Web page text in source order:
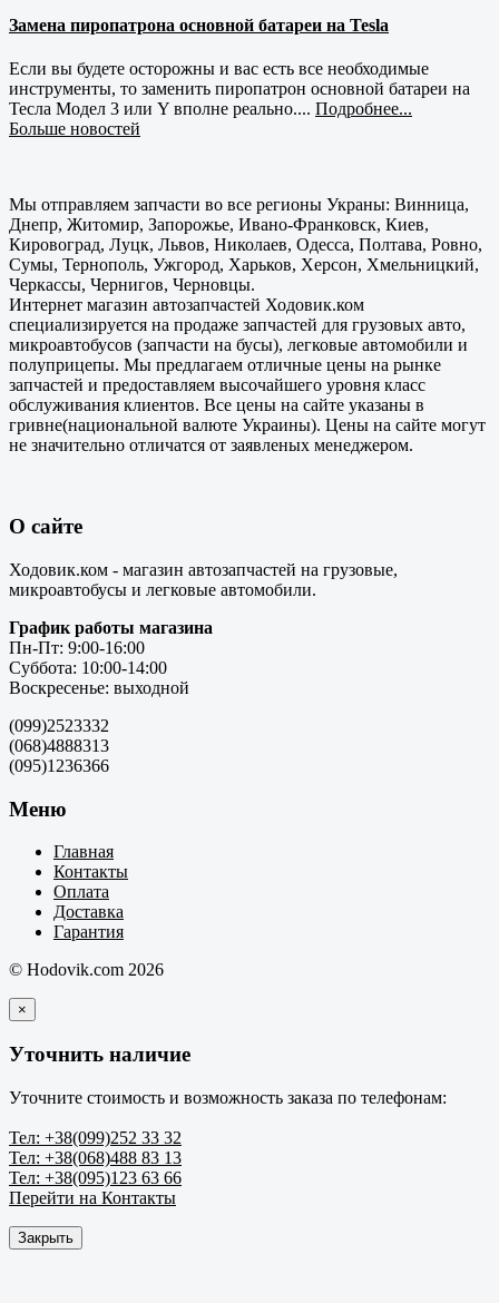
Замена пиропатрона основной батареи на Tesla
Если вы будете осторожны и вас есть все необходимые
инструменты, то заменить пиропатрон основной батареи на
Тесла Модел 3 или Y вполне реально.... Подробнее...
Больше новостей
Мы отправляем запчасти во все регионы Украны: Винница,
Днепр, Житомир, Запорожье, Ивано-Франковск, Киев,
Кировоград, Луцк, Львов, Николаев, Одесса, Полтава, Ровно,
Сумы, Тернополь, Ужгород, Харьков, Херсон, Хмельницкий,
Черкассы, Чернигов, Черновцы.
Интернет магазин автозапчастей Ходовик.ком
специализируется на продаже запчастей для грузовых авто,
микроавтобусов (запчасти на бусы), легковые автомобили и
полуприцепы. Мы предлагаем отличные цены на рынке
запчастей и предоставляем высочайшего уровня класс
обслуживания клиентов. Все цены на сайте указаны в
гривне(национальной валюте Украины). Цены на сайте могут
не значительно отличатся от заявленых менеджером.
О сайте
Ходовик.ком - магазин автозапчастей на грузовые,
микроавтобусы и легковые автомобили.
График работы магазина
Пн-Пт: 9:00-16:00
Суббота: 10:00-14:00
Воскресенье: выходной
(099)2523332
(068)4888313
(095)1236366
Меню
Главная
Контакты
Оплата
Доставка
Гарантия
© Hodovik.com 2026
×
Уточнить наличие
Уточните стоимость и возможность заказа по телефонам:
Тел: +38(099)252 33 32
Тел: +38(068)488 83 13
Тел: +38(095)123 63 66
Перейти на Контакты
Закрыть